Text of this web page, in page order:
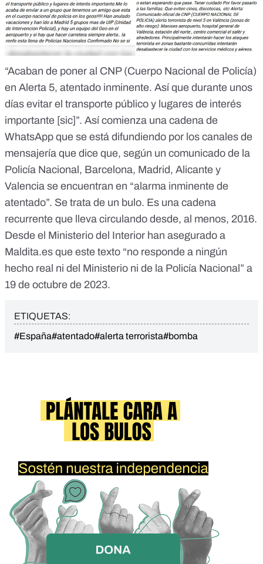
“Acaban de poner al CNP (Cuerpo Nacional de Policía)
en Alerta 5, atentado inminente. Así que durante unos
días evitar el transporte público y lugares de interés
importante [sic]”. Así comienza una cadena de
WhatsApp que se está difundiendo por los canales de
mensajería que dice que, según un comunicado de la
Policía Nacional, Barcelona, Madrid, Alicante y
Valencia se encuentran en “alarma inminente de
atentado”. Se trata de un bulo. Es una cadena
recurrente que lleva circulando desde, al menos, 2016.
Desde el Ministerio del Interior han asegurado a
Maldita.es que este texto “no responde a ningún
hecho real ni del Ministerio ni de la Policía Nacional” a
19 de octubre de 2023.
ETIQUETAS:
#España#atentado#alerta terrorista#bomba